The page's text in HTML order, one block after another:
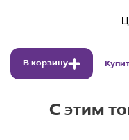
В корзину
С этим